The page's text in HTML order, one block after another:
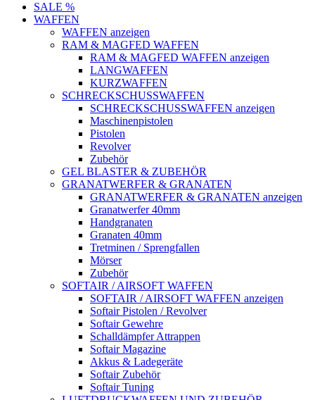
SALE %
WAFFEN
WAFFEN anzeigen
RAM & MAGFED WAFFEN
RAM & MAGFED WAFFEN anzeigen
LANGWAFFEN
KURZWAFFEN
SCHRECKSCHUSSWAFFEN
SCHRECKSCHUSSWAFFEN anzeigen
Maschinenpistolen
Pistolen
Revolver
Zubehör
GEL BLASTER & ZUBEHÖR
GRANATWERFER & GRANATEN
GRANATWERFER & GRANATEN anzeigen
Granatwerfer 40mm
Handgranaten
Granaten 40mm
Tretminen / Sprengfallen
Mörser
Zubehör
SOFTAIR / AIRSOFT WAFFEN
SOFTAIR / AIRSOFT WAFFEN anzeigen
Softair Pistolen / Revolver
Softair Gewehre
Schalldämpfer Attrappen
Softair Magazine
Akkus & Ladegeräte
Softair Zubehör
Softair Tuning